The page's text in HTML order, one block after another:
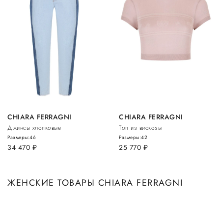
CHIARA FERRAGNI
Джинсы хлопковые
34 470 руб.
Размеры:46
CHIARA FERRAGNI
Топ из вискозы
25 770 руб.
Размеры:42
ЖЕНСКИЕ ТОВАРЫ CHIARA FERRAGNI